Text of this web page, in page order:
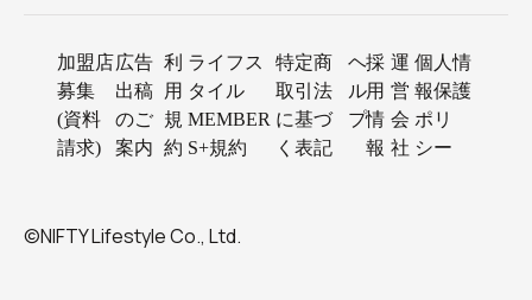
加盟店
募集
(資料
請求)
広告
出稿
のご
案内
利
用
規
約
ライフス
タイル
MEMBER
S+規約
特定商
取引法
に基づ
く表記
ヘ
ル
プ
採
用
情
報
運
営
会
社
個人情
報保護
ポリ
シー
©NIFTY Lifestyle Co., Ltd.